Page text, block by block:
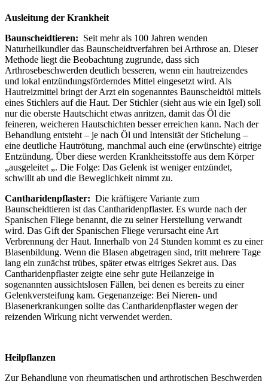
Ausleitung der Krankheit
Baunscheidtieren: Seit mehr als 100 Jahren wenden
Naturheilkundler das Baunscheidtverfahren bei Arthrose an. Dieser
Methode liegt die Beobachtung zugrunde, dass sich
Arthrosebeschwerden deutlich besseren, wenn ein hautreizendes
und lokal entzündungsförderndes Mittel eingesetzt wird. Als
Hautreizmittel bringt der Arzt ein sogenanntes Baunscheidtöl mittels
eines Stichlers auf die Haut. Der Stichler (sieht aus wie ein Igel) soll
nur die oberste Hautschicht etwas anritzen, damit das Öl die
feineren, weicheren Hautschichten besser erreichen kann. Nach der
Behandlung entsteht – je nach Öl und Intensität der Stichelung –
eine deutliche Hautrötung, manchmal auch eine (erwünschte) eitrige
Entzündung. Über diese werden Krankheitsstoffe aus dem Körper
„ausgeleitet „. Die Folge: Das Gelenk ist weniger entzündet,
schwillt ab und die Beweglichkeit nimmt zu.
Cantharidenpflaster: Die kräftigere Variante zum
Baunscheidtieren ist das Cantharidenpflaster. Es wurde nach der
Spanischen Fliege benannt, die zu seiner Herstellung verwandt
wird. Das Gift der Spanischen Fliege verursacht eine Art
Verbrennung der Haut. Innerhalb von 24 Stunden kommt es zu einer
Blasenbildung. Wenn die Blasen abgetragen sind, tritt mehrere Tage
lang ein zunächst trübes, später etwas eitriges Sekret aus. Das
Cantharidenpflaster zeigte eine sehr gute Heilanzeige in
sogenannten aussichtslosen Fällen, bei denen es bereits zu einer
Gelenkversteifung kam. Gegenanzeige: Bei Nieren- und
Blasenerkrankungen sollte das Cantharidenpflaster wegen der
reizenden Wirkung nicht verwendet werden.
Heilpflanzen
Zur Behandlung von rheumatischen und arthrotischen Beschwerden